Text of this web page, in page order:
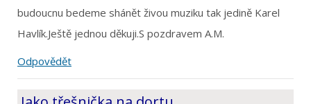
budoucnu bedeme shánět živou muziku tak jedině Karel
Havlík.Ještě jednou děkuji.S pozdravem A.M.
Odpovědět